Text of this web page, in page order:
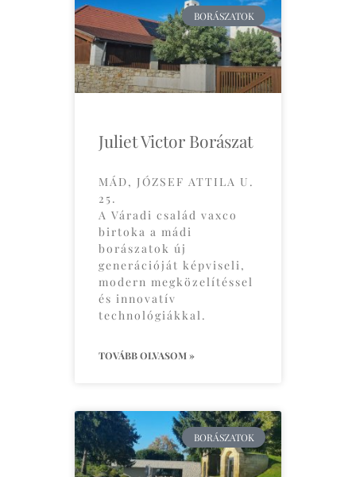
BORÁSZATOK
Juliet Victor Borászat
MÁD, JÓZSEF ATTILA U.
25.
A Váradi család vaxco
birtoka a mádi
borászatok új
generációját képviseli,
modern megközelítéssel
és innovatív
technológiákkal.
TOVÁBB OLVASOM »
BORÁSZATOK